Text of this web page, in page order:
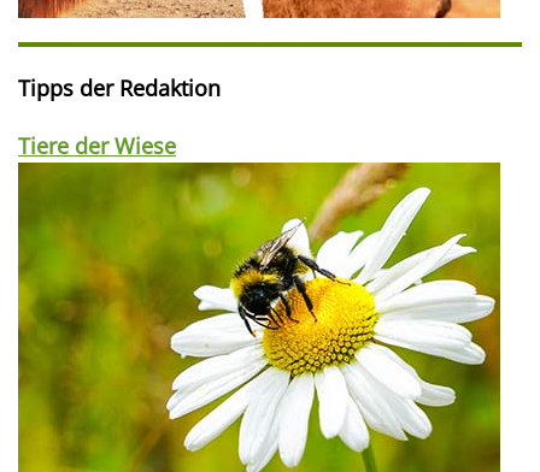
Tipps der Redaktion
Tiere der Wiese